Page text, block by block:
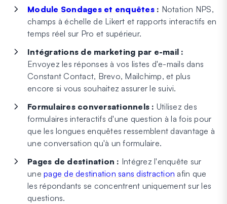
Module Sondages et enquêtes: Notation NPS,
champs à échelle de Likert et rapports interactifs en
temps réel sur Pro et supérieur.
Intégrations de marketing par e-mail :
Envoyez les réponses à vos listes d'e-mails dans
Constant Contact, Brevo, Mailchimp, et plus
encore si vous souhaitez assurer le suivi.
Formulaires conversationnels : Utilisez des
formulaires interactifs d'une question à la fois pour
que les longues enquêtes ressemblent davantage à
une conversation qu'à un formulaire.
Pages de destination : Intégrez l'enquête sur
une page de destination sans distraction afin que
les répondants se concentrent uniquement sur les
questions.